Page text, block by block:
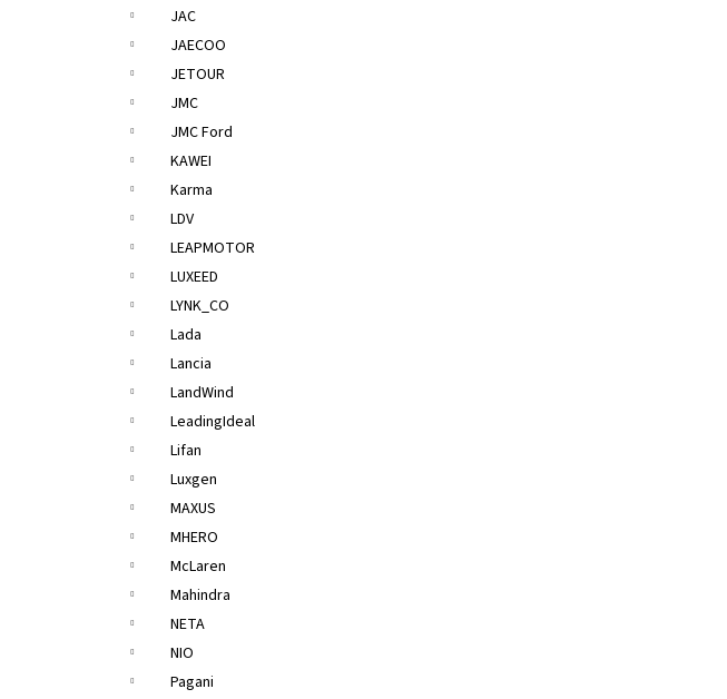
JAC
JAECOO
JETOUR
JMC
JMC Ford
KAWEI
Karma
LDV
LEAPMOTOR
LUXEED
LYNK_CO
Lada
Lancia
LandWind
LeadingIdeal
Lifan
Luxgen
MAXUS
MHERO
McLaren
Mahindra
NETA
NIO
Pagani